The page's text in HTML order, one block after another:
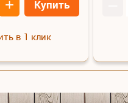
+ Купить
в 1 клик